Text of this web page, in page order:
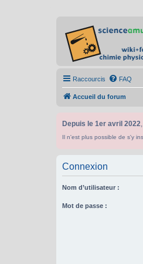
Raccourcis FAQ
Accueil du forum
Depuis le 1er avril 2022
Il n'est plus possible de s'y
Connexion
Nom d’utilisateur :
Mot de passe :